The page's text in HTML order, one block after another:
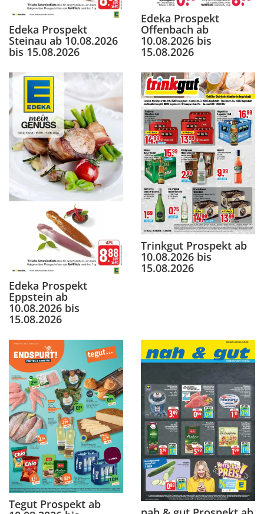
Edeka Prospekt
Steinau ab 10.08.2026
bis 15.08.2026
Edeka Prospekt
Offenbach ab
10.08.2026 bis
15.08.2026
Edeka Prospekt
Eppstein ab
10.08.2026 bis
15.08.2026
Trinkgut Prospekt ab
10.08.2026 bis
15.08.2026
Tegut Prospekt ab